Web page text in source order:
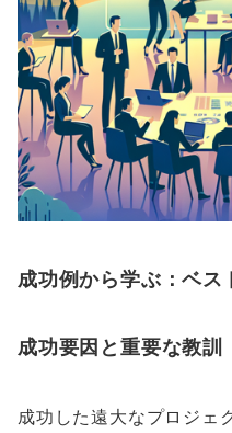
成功例から学ぶ：ベス
成功要因と重要な教訓
成功した遠大なプロジェ